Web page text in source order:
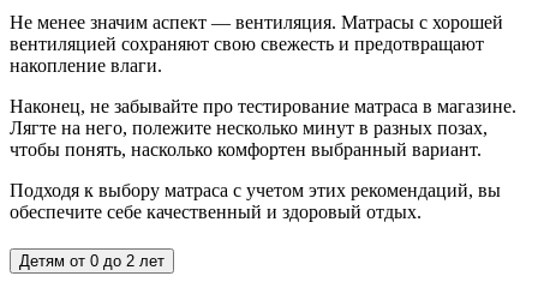
Не менее значим аспект — вентиляция. Матрасы с хорошей
вентиляцией сохраняют свою свежесть и предотвращают
накопление влаги.
Наконец, не забывайте про тестирование матраса в магазине.
Лягте на него, полежите несколько минут в разных позах,
чтобы понять, насколько комфортен выбранный вариант.
Подходя к выбору матраса с учетом этих рекомендаций, вы
обеспечите себе качественный и здоровый отдых.
Детям от 0 до 2 лет